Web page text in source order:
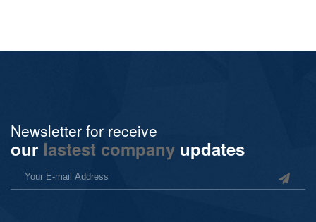
Newsletter for receive
our lastest company updates